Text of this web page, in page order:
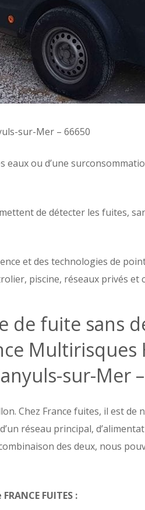
sur-Mer – 66650
ou d’une
de détecter les fuites,
et des technologies de
piscine, réseaux privés et
de fuite sans
sur-Mer
Chez France fuites, il est
réseau principal,
des deux, nous
FUITES :